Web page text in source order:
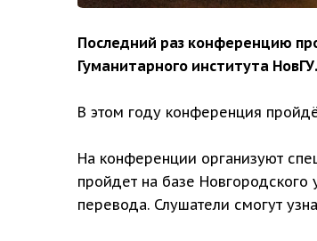
Последний раз конференцию
Гуманитарного института НовГУ.
В этом году конференция
На конференции организуют
пройдет на базе Новгородского
перевода. Слушатели смогут